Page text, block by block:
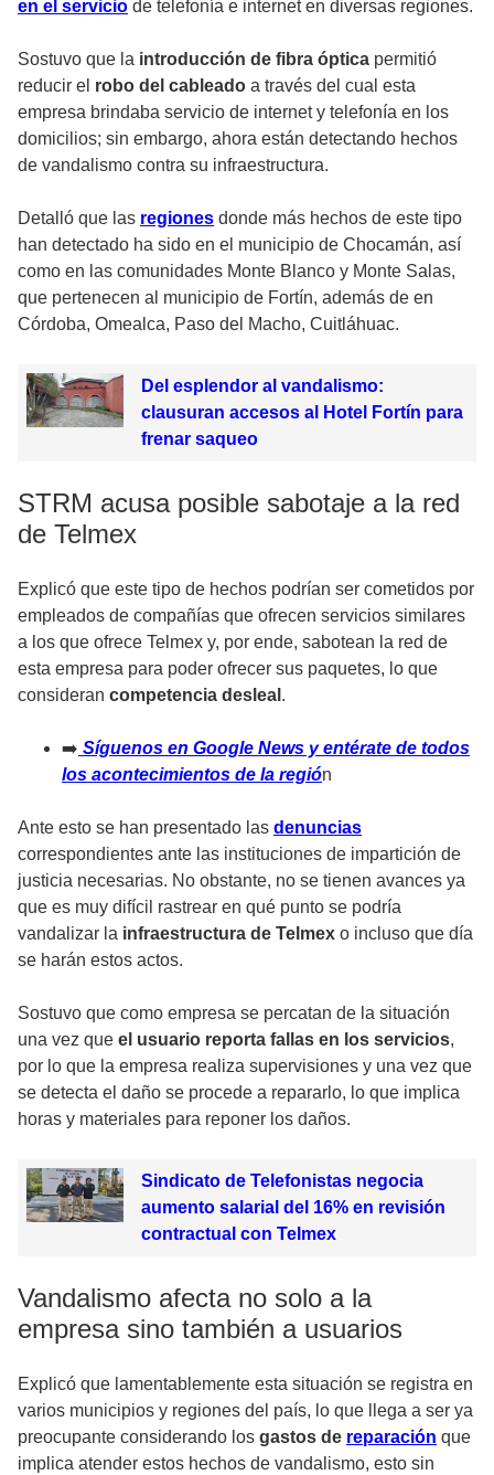
en el servicio de telefonía e internet en diversas regiones.
Sostuvo que la introducción de fibra óptica permitió
reducir el robo del cableado a través del cual esta
empresa brindaba servicio de internet y telefonía en los
domicilios; sin embargo, ahora están detectando hechos
de vandalismo contra su infraestructura.
Detalló que las regiones donde más hechos de este tipo
han detectado ha sido en el municipio de Chocamán, así
como en las comunidades Monte Blanco y Monte Salas,
que pertenecen al municipio de Fortín, además de en
Córdoba, Omealca, Paso del Macho, Cuitláhuac.
Del esplendor al vandalismo:
clausuran accesos al Hotel Fortín para
frenar saqueo
STRM acusa posible sabotaje a la red
de Telmex
Explicó que este tipo de hechos podrían ser cometidos por
empleados de compañías que ofrecen servicios similares
a los que ofrece Telmex y, por ende, sabotean la red de
esta empresa para poder ofrecer sus paquetes, lo que
consideran competencia desleal .
➡️ Síguenos en Google News y entérate de todos
los acontecimientos de la región
Ante esto se han presentado las denuncias
correspondientes ante las instituciones de impartición de
justicia necesarias. No obstante, no se tienen avances ya
que es muy difícil rastrear en qué punto se podría
vandalizar la infraestructura de Telmex o incluso que día
se harán estos actos.
Sostuvo que como empresa se percatan de la situación
una vez que el usuario reporta fallas en los servicios,
por lo que la empresa realiza supervisiones y una vez que
se detecta el daño se procede a repararlo, lo que implica
horas y materiales para reponer los daños.
Sindicato de Telefonistas negocia
aumento salarial del 16% en revisión
contractual con Telmex
Vandalismo afecta no solo a la
empresa sino también a usuarios
Explicó que lamentablemente esta situación se registra en
varios municipios y regiones del país, lo que llega a ser ya
preocupante considerando los gastos de reparación que
implica atender estos hechos de vandalismo, esto sin